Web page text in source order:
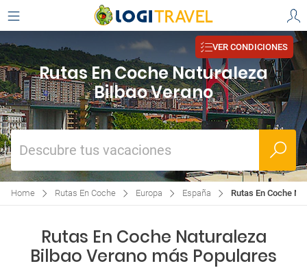
VER CONDICIONES
Rutas En Coche Naturaleza
Bilbao Verano
Descubre tus vacaciones
Home Rutas En Coche Europa España Rutas En Coche
Rutas En Coche Naturaleza
Bilbao Verano más Populares